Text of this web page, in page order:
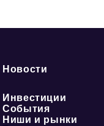
Новости
Инвестиции
События
Ниши и рынки